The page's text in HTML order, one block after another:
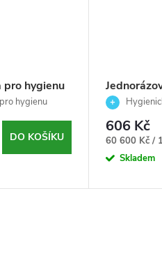
pro hygienu
-
hygienu
DO KOŠÍKU
nohou -
100ks
péči
606 Kč
Měrná
cena:
60 600 Kč /
Skladem